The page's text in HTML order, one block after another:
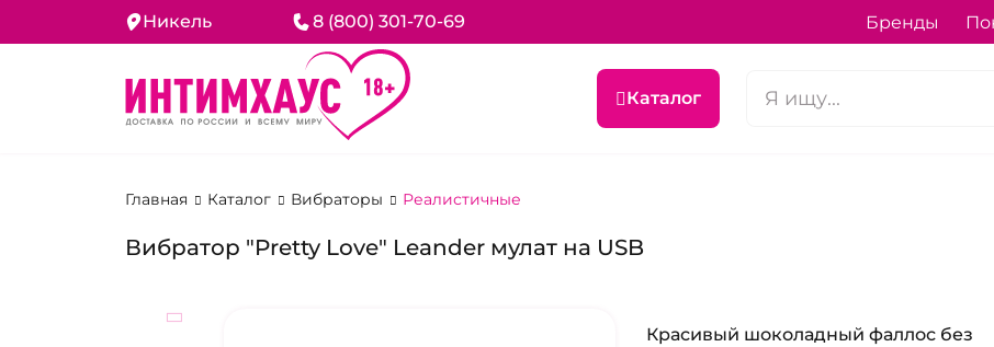
Никель 8 (800) 301-70-69 Бренды
Каталог
Главная Каталог Вибраторы Реалистичные
Вибратор "Pretty Love" Leander мулат на USB
Красивый шоколадный фаллос без